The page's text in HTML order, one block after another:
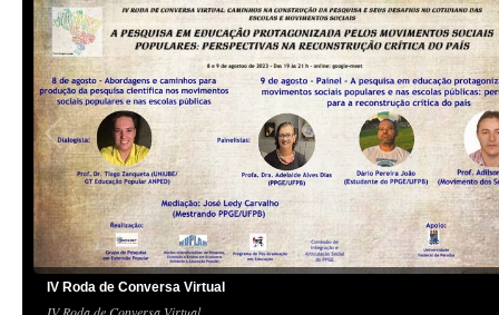
IV Roda de Conversa Virtual